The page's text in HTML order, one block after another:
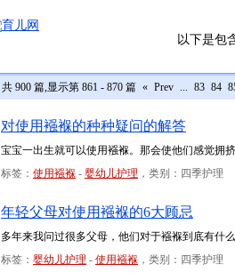
以下是包
共 900 篇,显示第 861 - 870 篇 « Prev ... 83 84
对使用襁褓的种种疑问的解答
宝宝一出生就可以使用襁褓。那会使他们感觉拥
标签： 使用襁褓 - 婴幼儿护理 ，类别：四季护理
年轻父母对使用襁褓的6大顾忌
多年来我问过很多父母，他们对于襁褓到底有什
标签： 婴幼儿护理 - 使用襁褓 ，类别：四季护理